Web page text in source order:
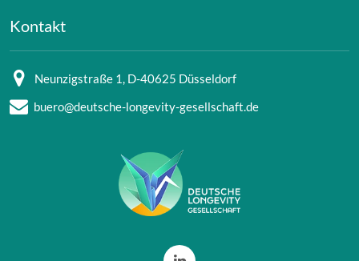
Kontakt
Neunzigstraße 1, D-40625 Düsseldorf
buero@deutsche-longevity-gesellschaft.de